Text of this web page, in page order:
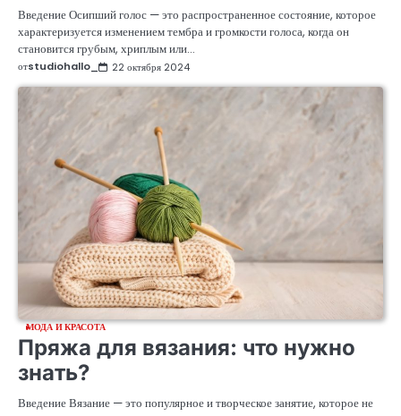
Введение Осипший голос — это распространенное состояние, которое
характеризуется изменением тембра и громкости голоса, когда он
становится грубым, хриплым или…
отstudiohallo_ 22 октября 2024
МОДА И КРАСОТА
Пряжа для вязания: что нужно
знать?
Введение Вязание — это популярное и творческое занятие, которое не